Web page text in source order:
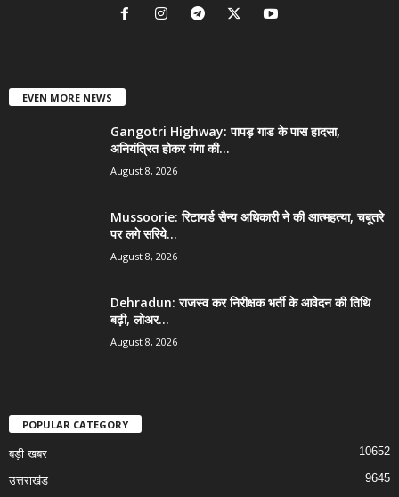
EVEN MORE NEWS
Gangotri Highway: पापड़ गाड के पास हादसा,
अनियंत्रित होकर गंगा की...
August 8, 2026
Mussoorie: रिटायर्ड सैन्य अधिकारी ने की आत्महत्या, चबूतरे
पर लगे सरिये...
August 8, 2026
Dehradun: राजस्व कर निरीक्षक भर्ती के आवेदन की तिथि
बढ़ी, लोअर...
August 8, 2026
POPULAR CATEGORY
बड़ी खबर 10652
उत्तराखंड 9645